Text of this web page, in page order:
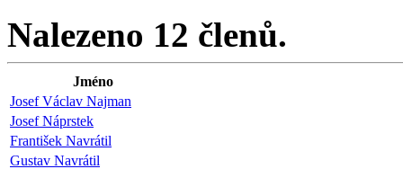
Nalezeno 12 členů.
Jméno
Josef Václav Najman
Josef Náprstek
František Navrátil
Gustav Navrátil